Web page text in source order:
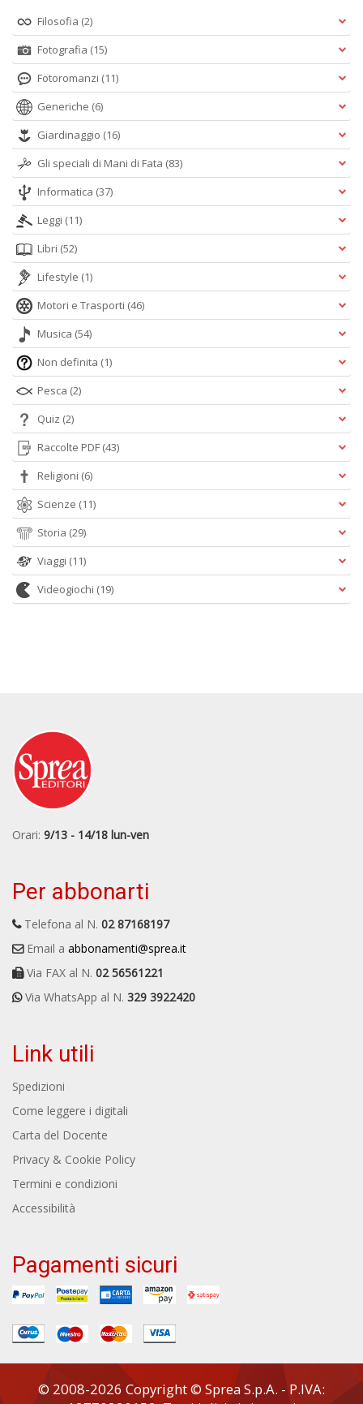
Filosofia (2)
Fotografia (15)
Fotoromanzi (11)
Generiche (6)
Giardinaggio (16)
Gli speciali di Mani di Fata (83)
Informatica (37)
Leggi (11)
Libri (52)
Lifestyle (1)
Motori e Trasporti (46)
Musica (54)
Non definita (1)
Pesca (2)
Quiz (2)
Raccolte PDF (43)
Religioni (6)
Scienze (11)
Storia (29)
Viaggi (11)
Videogiochi (19)
Orari: 9/13 - 14/18 lun-ven
Per abbonarti
Telefona al N. 02 87168197
Email a abbonamenti@sprea.it
Via FAX al N. 02 56561221
Via WhatsApp al N. 329 3922420
Link utili
Spedizioni
Come leggere i digitali
Carta del Docente
Privacy & Cookie Policy
Termini e condizioni
Accessibilità
Pagamenti sicuri
© 2008-2026 Copyright © Sprea S.p.A. - P.IVA: